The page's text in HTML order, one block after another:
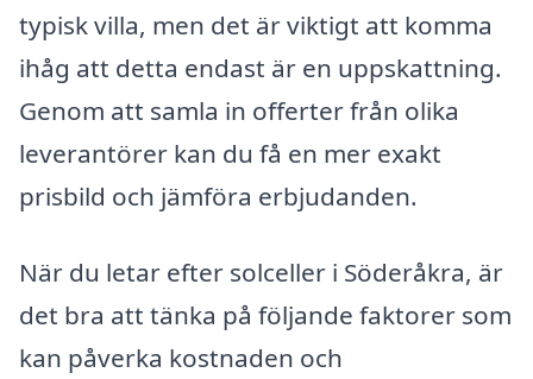
typisk villa, men det är viktigt att komma
ihåg att detta endast är en uppskattning.
Genom att samla in offerter från olika
leverantörer kan du få en mer exakt
prisbild och jämföra erbjudanden.
När du letar efter solceller i Söderåkra, är
det bra att tänka på följande faktorer som
kan påverka kostnaden och